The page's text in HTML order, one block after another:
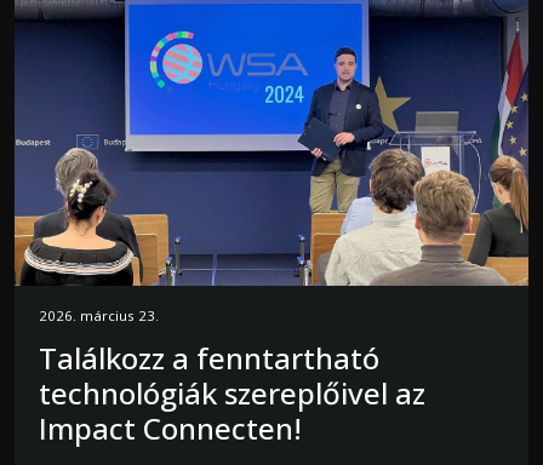
2026. március 23.
Találkozz a fenntartható
technológiák szereplőivel az
Impact Connecten!